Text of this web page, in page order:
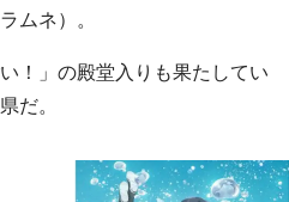
ムネ）。
！」の殿堂入りも果たしてい
だ。